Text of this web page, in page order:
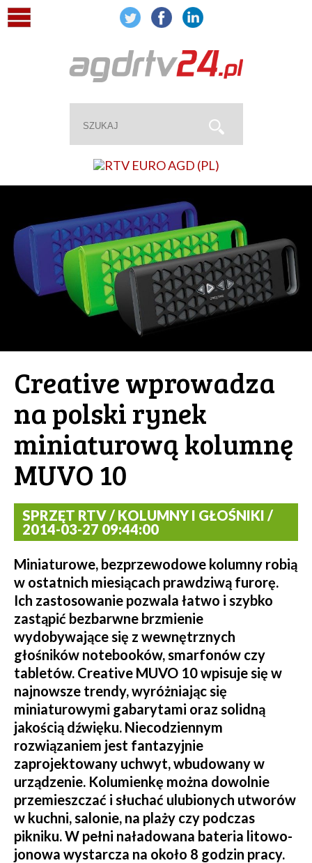
Creative wprowadza
na polski rynek
miniaturową kolumnę
MUVO 10
SPRZĘT RTV / KOLUMNY I GŁOŚNIKI /
2014-03-27 09:44:00
Miniaturowe, bezprzewodowe kolumny robią
w ostatnich miesiącach prawdziwą furorę.
Ich zastosowanie pozwala łatwo i szybko
zastąpić bezbarwne brzmienie
wydobywające się z wewnętrznych
głośników notebooków, smarfonów czy
tabletów. Creative MUVO 10 wpisuje się w
najnowsze trendy, wyróżniając się
miniaturowymi gabarytami oraz solidną
jakością dźwięku. Niecodziennym
rozwiązaniem jest fantazyjnie
zaprojektowany uchwyt, wbudowany w
urządzenie. Kolumienkę można dowolnie
przemieszczać i słuchać ulubionych utworów
w kuchni, salonie, na plaży czy podczas
pikniku. W pełni naładowana bateria litowo-
jonowa wystarcza na około 8 godzin pracy.